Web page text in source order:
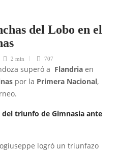
del Lobo en el
2 min 707
superó a Flandria en
por la Primera Nacional,
del triunfo de Gimnasia ante
logró un triunfazo